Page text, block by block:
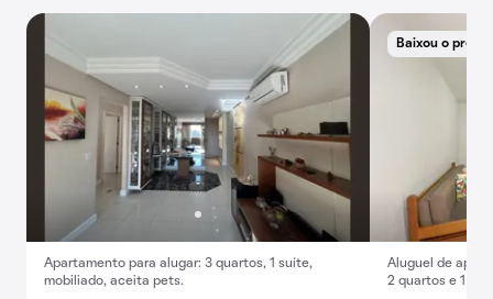
Apartamento para alugar: 3 quartos, 1 suíte,
mobiliado, aceita pets.
Baixou o preço
Aluguel de
2 quartos e 1